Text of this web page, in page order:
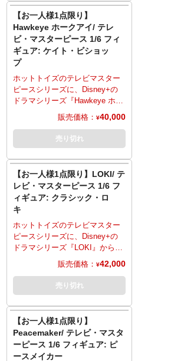
イドカーには、ともに1/6スケー
ルのフィギュアを搭乗させるこ
とが可能。操縦レバーやフット
ペダル、各部に備え付けられた4
門のブラスター・キャノン、サ
イドカーのグリップやブラスタ
ーなど、精密に造り込み、さら
にウェザリングも。
～ご注意事項～以下ご了承の上
ご予約をお願いいたします～
■発売時期につきましては予定と
なりますため、大幅に遅れや前
倒しとなる場合もございます。
■ご予約いただいた時点で、商品
代金のうち「\20,000」を内金と
してお支払いをお願いします
（内金確認をもってご予約受付
とさせていただきます）。
■残りの商品代金につきましては
■商品入荷のご案内後に通常どお
り配送指示をお願いします。
■スマートフォンでご予約の場合
はご予約後に別途内金のご案内
メールをお送りします。
■お客様都合による本商品の返
品・キャンセルは一切受付でき
ません。
動の全高約31センチ、BARCス
ピーダーは全長約68センチでフ
ィギュア化。第501大隊ーのマー
キングが入った装甲服は、「フ
ェイズ2」ヘルメット、左肩に装
着したポールドロン、腰のコマ
ンド・スカートなど、質感やデ
ィテールにこだわり抜き、新規
開発でウェザリングを追加する
上がりに。ブラスター・ピスト
ル2丁、ブラスター、多彩な差し
替え用ハンドパーツ、床面が造
第501大隊仕様となったBARCス
ピーダーには、ともに1/6スケー
ルのフィギュアを搭乗させるこ
とが可能。操縦レバーフットペ
ダル、各部に備え付けられた4門
のブラスター・キャノンなど、
精密に造り精に造り込み、さら
にウェザリングも。
ご予約をお願いいたします～
■発売時期につきましては予定と
なりますため、大幅に遅れや前
■ご予約いただいた時点で、商品
代金のうち「\20,000」を内金と
してお支払いをお願いします
（内金確認をもってご予約受付
とさせていただきます）。
【お一人様1点限り】
Hawkeye ホークアイ/ テレ
ビ・マスターピース 1/6 フィ
ギュア: ケイト・ビショッ
プ
ホットトイズのテレビマスター
ピースシリーズに、Disney+の
ドラマシリーズ『Hawkeye ホー
クアイ』からケイト・ビショッ
プが登場。劇中のケイトを、全
高約28センチ、28箇所以上可動
のフィギュアとして立体化。演
ドな頭部は、ハンドペイントに
より皮膚の質感や皺などを再
現。後頭部のポニーテールは可
動式。コスチュームは特製スー
ツ、左腕のアームガード、ユー
ティリティベルト、パンツやブ
ーツなど、質感やディテールに
こだわり、細部に至るまで精巧
ルダーベルトに着脱できる矢
筒、矢筒に収納可能6本の矢、ト
リック・アロー6種、多彩な差し
ゴなどがデザインされた特別仕
様の台座を使い、劇中のさまざ
まなシーンが演出可能。
※こちらの商品はお一人様1点ま
でのご予約・注文とさせていた
販売価格： ¥40,000
売り切れ
【お一人様1点限り】LOKI/ テ
レビ・マスターピース 1/6 フ
ィギュア: クラシック・ロ
キ
ホットトイズのテレビマスター
ピースシリーズに、Disney+の
ドラマシリーズ『LOKI』からク
ラシック・ロキが登場。劇中の
ロキを、全高約31センチ、30箇
所以上可動のフィギュアとして
立体化。演じるリチャード・
ペイントにより皮膚の質感や皺
などを再現。フェイスパーツ2種
を差し替え、異なる表情の演出
も可能。原作コミックを基にし
販売価格： ¥42,000
売り切れ
【お一人様1点限り】
Peacemaker/ テレビ・マスタ
ーピース 1/6 フィギュア: ピ
ースメイカー